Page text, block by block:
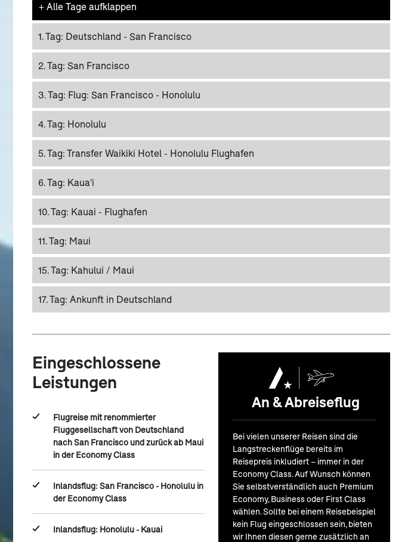
+ Alle Tage aufklappen
1. Tag: Deutschland - San Francisco
2. Tag: San Francisco
3. Tag: Flug: San Francisco - Honolulu
4. Tag: Honolulu
5. Tag: Transfer Waikiki Hotel - Honolulu Flughafen
6. Tag: Kaua'i
10. Tag: Kauai - Flughafen
11. Tag: Maui
15. Tag: Kahului / Maui
17. Tag: Ankunft in Deutschland
Eingeschlossene
Leistungen
Flugreise mit renommierter
Fluggesellschaft von Deutschland
nach San Francisco und zurück ab Maui
in der Economy Class
Inlandsflug: San Francisco - Honolulu in
der Economy Class
Inlandsflug: Honolulu - Kauai
An & Abreiseflug
Bei vielen unserer Reisen sind die
Langstreckenflüge bereits im
Reisepreis inkludiert – immer in der
Economy Class. Auf Wunsch können
Sie selbstverständlich auch Premium
Economy, Business oder First Class
wählen. Sollte bei einem Reisebeispiel
kein Flug eingeschlossen sein, bieten
wir Ihnen diesen gerne zusätzlich an